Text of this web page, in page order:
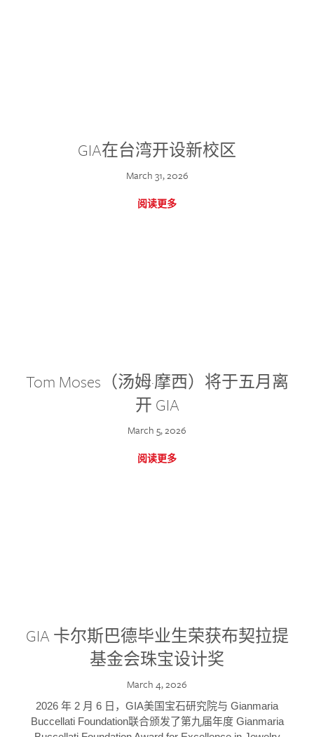
GIA在台湾开设新校区
March 31, 2026
阅读更多
Tom Moses（汤姆·摩西）将于五月离
开 GIA
March 5, 2026
阅读更多
GIA 卡尔斯巴德毕业生荣获布契拉提
基金会珠宝设计奖
March 4, 2026
2026 年 2 月 6 日，GIA美国宝石研究院与 Gianmaria
Buccellati Foundation联合颁发了第九届年度 Gianmaria